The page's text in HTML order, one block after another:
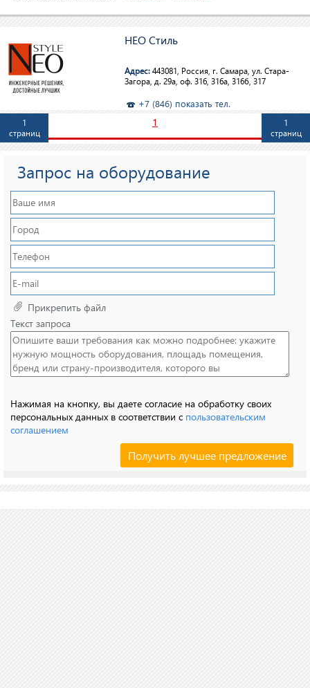
НЕО Стиль
Адрес: 443081, Россия, г. Самара, ул. Стара-
Загора, д. 29а, оф. 316, 316а, 316б, 317
+7 (846) показать тел.
1
страниц
1
страниц
1
Запрос на оборудование
Прикрепить файл
Текст запроса
Нажимая на кнопку, вы даете согласие на обработку своих
персональных данных в соответствии с пользовательским
соглашением